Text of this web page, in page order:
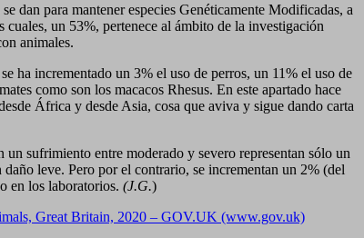
dan para mantener especies Genéticamente Modificadas, a
un 53%, pertenece al ámbito de la investigación
animales.
ha incrementado un 3% el uso de perros, un 11% el uso de
como son los macacos Rhesus. En este apartado hace
África y desde Asia, cosa que aviva y sigue dando carta
sufrimiento entre moderado y severo representan sólo un
leve. Pero por el contrario, se incrementan un 2% (del
en los laboratorios. (J.G.)
Great Britain, 2020 – GOV.UK (www.gov.uk)